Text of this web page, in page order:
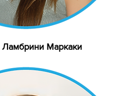
Ламбрини Маркаки